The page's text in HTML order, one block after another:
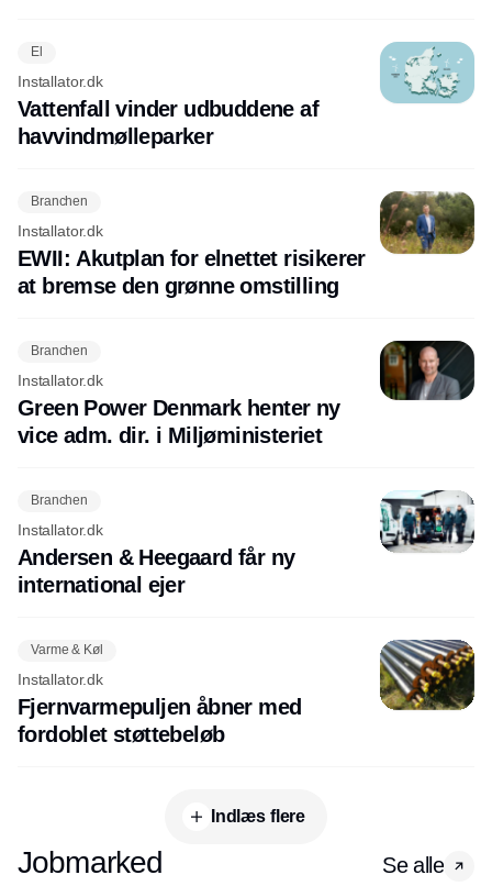
El
Installator.dk
Vattenfall vinder udbuddene af
havvindmølleparker
Branchen
Installator.dk
EWII: Akutplan for elnettet risikerer
at bremse den grønne omstilling
Branchen
Installator.dk
Green Power Denmark henter ny
vice adm. dir. i Miljøministeriet
Branchen
Installator.dk
Andersen & Heegaard får ny
international ejer
Varme & Køl
Installator.dk
Fjernvarmepuljen åbner med
fordoblet støttebeløb
Indlæs flere
Jobmarked Se alle